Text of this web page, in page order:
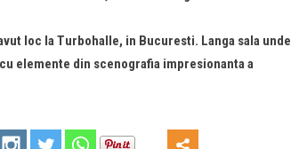
loc la Turbohalle, in Bucuresti. Langa sala unde
elemente din scenografia impresionanta a